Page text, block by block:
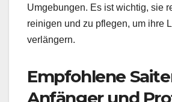
Umgebungen. Es ist wichtig, sie
reinigen und zu pflegen, um ihre
verlängern.
Empfohlene
Anfänger und